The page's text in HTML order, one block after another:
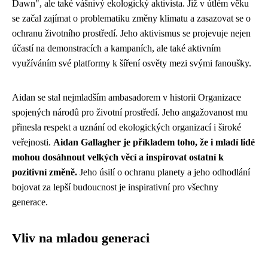
Dawn", ale také vášnivý ekologický aktivista. Již v útlém věku
se začal zajímat o problematiku změny klimatu a zasazovat se o
ochranu životního prostředí. Jeho aktivismus se projevuje nejen
účastí na demonstracích a kampaních, ale také aktivním
využíváním své platformy k šíření osvěty mezi svými fanoušky.
Aidan se stal nejmladším ambasadorem v historii Organizace
spojených národů pro životní prostředí. Jeho angažovanost mu
přinesla respekt a uznání od ekologických organizací i široké
veřejnosti. Aidan Gallagher je příkladem toho, že i mladí lidé
mohou dosáhnout velkých věcí a inspirovat ostatní k
pozitivní změně. Jeho úsilí o ochranu planety a jeho odhodlání
bojovat za lepší budoucnost je inspirativní pro všechny
generace.
Vliv na mladou generaci